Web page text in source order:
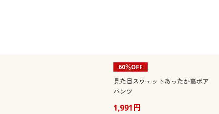
60％OFF
見た目スウェットあったか裏ボア
パンツ
1,991円